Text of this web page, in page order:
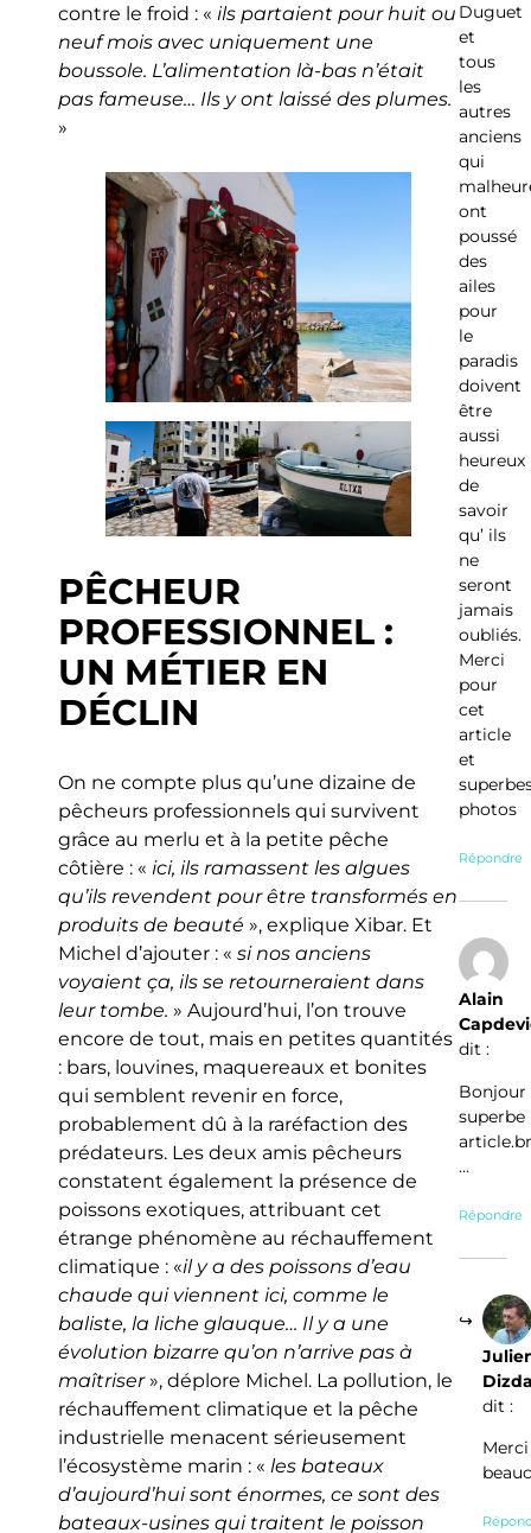
contre le froid : «ils partaient pour huit ou
neuf mois avec uniquement une
boussole. L’alimentation là-bas n’était
pas fameuse… Ils y ont laissé des plumes.
»
PÊCHEUR
PROFESSIONNEL :
UN MÉTIER EN
DÉCLIN
On ne compte plus qu’une dizaine de
pêcheurs professionnels qui survivent
grâce au merlu et à la petite pêche
côtière : « ici, ils ramassent les algues
qu’ils revendent pour être transformés en
produits de beauté », explique Xibar. Et
Michel d’ajouter : «si nos anciens
voyaient ça, ils se retourneraient dans
leur tombe. » Aujourd’hui, l’on trouve
encore de tout, mais en petites quantités
: bars, louvines, maquereaux et bonites
qui semblent revenir en force,
probablement dû à la raréfaction des
prédateurs. Les deux amis pêcheurs
constatent également la présence de
poissons exotiques, attribuant cet
étrange phénomène au réchauffement
climatique : «il y a des poissons d’eau
chaude qui viennent ici, comme le
baliste, la liche glauque… Il y a une
évolution bizarre qu’on n’arrive pas à
maîtriser», déplore Michel. La pollution, le
réchauffement climatique et la pêche
industrielle menacent sérieusement
l’écosystème marin : « les bateaux
d’aujourd’hui sont énormes, ce sont des
bateaux-usines qui traitent le poisson
Duguet
et
tous
les
autres
anciens
qui
ont
poussé
des
ailes
pour
le
paradis
doivent
être
aussi
heureux
de
savoir
qu’ ils
ne
seront
jamais
oubliés.
Merci
pour
cet
article
et
photos
Répondre
Alain
dit :
Bonjour
superbe
…
Répondre
dit :
Merci